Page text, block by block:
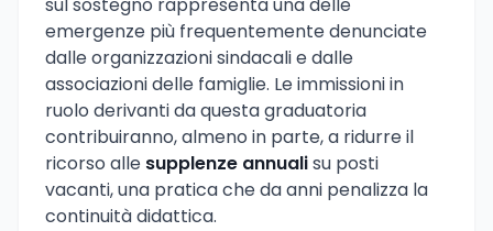
sul sostegno rappresenta una delle
emergenze più frequentemente denunciate
dalle organizzazioni sindacali e dalle
associazioni delle famiglie. Le immissioni in
ruolo derivanti da questa graduatoria
contribuiranno, almeno in parte, a ridurre il
ricorso alle supplenze annualisu posti
vacanti, una pratica che da anni penalizza la
continuità didattica.